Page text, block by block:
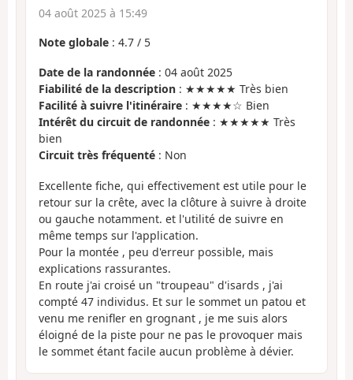
04 août 2025 à 15:49
Note globale : 4.7 / 5
Date de la randonnée : 04 août 2025
Fiabilité de la description : ★★★★★ Très bien
Facilité à suivre l'itinéraire : ★★★★☆ Bien
Intérêt du circuit de randonnée : ★★★★★ Très
bien
Circuit très fréquenté : Non
Excellente fiche, qui effectivement est utile pour le
retour sur la crête, avec la clôture à suivre à droite
ou gauche notamment. et l'utilité de suivre en
même temps sur l'application.
Pour la montée , peu d'erreur possible, mais
explications rassurantes.
En route j'ai croisé un "troupeau" d'isards , j'ai
compté 47 individus. Et sur le sommet un patou et
venu me renifler en grognant , je me suis alors
éloigné de la piste pour ne pas le provoquer mais
le sommet étant facile aucun problème à dévier.